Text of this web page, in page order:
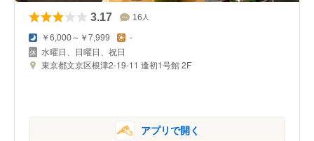
3.17 16 人
￥6,000～￥7,999 -
水曜日、日曜日、祝日
東京都文京区根津2-19-11 逢初1号館 2F
アプリで開く